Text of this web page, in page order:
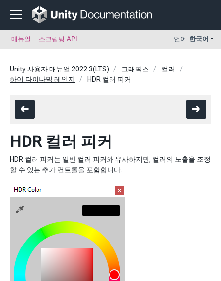
매뉴얼 스크립팅 API 언어: 한국어
Unity 사용자 매뉴얼 2022.3(LTS) 그래픽스
컬러
하이 다이나믹 레인지
HDR 컬러 피커
HDR 컬러 피커
HDR 컬러 피커는 일반 컬러 피커와 유사하지만, 컬러의 노출을 조정
할 수 있는 추가 컨트롤을 포함합니다.